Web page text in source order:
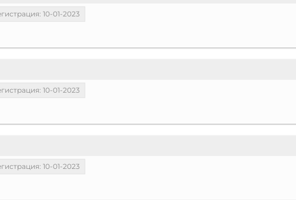
10-01-2023
10-01-2023
10-01-2023